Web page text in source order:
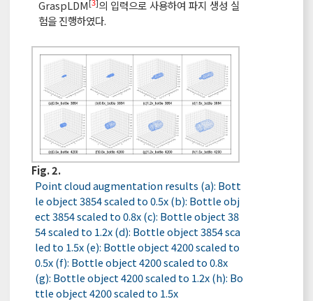
GraspLDM [3]의 입력으로 사용하여 파지 생성 실
험을 진행하였다.
Fig. 2.
Point cloud augmentation results (a): Bott
le object 3854 scaled to 0.5x (b): Bottle obj
ect 3854 scaled to 0.8x (c): Bottle object 38
54 scaled to 1.2x (d): Bottle object 3854 sca
led to 1.5x (e): Bottle object 4200 scaled to
0.5x (f): Bottle object 4200 scaled to 0.8x
(g): Bottle object 4200 scaled to 1.2x (h): Bo
ttle object 4200 scaled to 1.5x